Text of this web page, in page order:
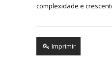
complexidade e
Imprimir